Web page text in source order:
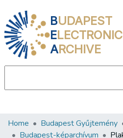
BUDAPEST
ELECTRONIC
ARCHIVE
Communities & Collections
Home Budapest Gyűjtemény
Budapest-képarchívum